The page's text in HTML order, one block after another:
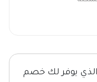
الذي يوفر لك خصم